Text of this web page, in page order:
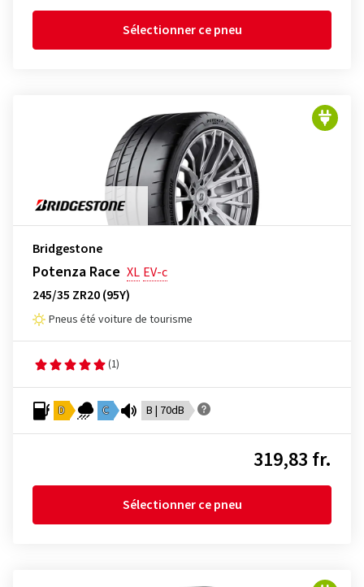
Sélectionner ce pneu
Bridgestone
Potenza Race XL EV-c
245/35 ZR20 (95Y)
Pneus été voiture de tourisme
(1)
D C B | 70dB
319,83 fr.
Sélectionner ce pneu